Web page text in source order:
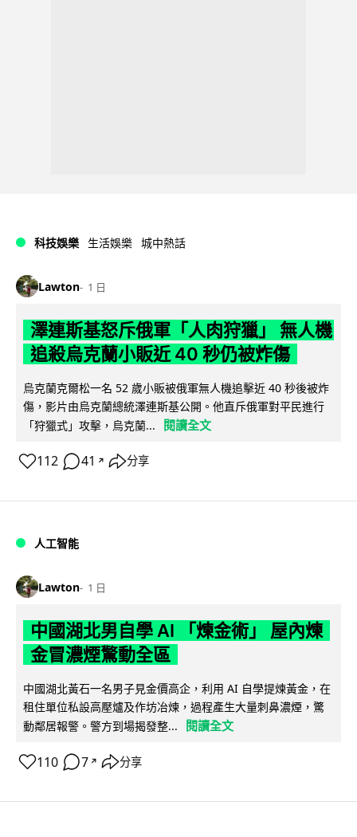
科技娛樂 生活娛樂 城中熱話
Lawton 1 日
澤連斯基怒斥俄軍「人肉狩獵」 無人機
追殺烏克蘭小販近 40 秒仍被炸傷
烏克蘭克爾松一名 52 歲小販被俄軍無人機追擊近 40 秒後被炸
傷，影片由烏克蘭總統澤連斯基公開。他直斥俄軍對平民進行
「狩獵式」攻擊，烏克蘭...
閱讀全文
112 41 ↗ 分享
人工智能
Lawton 1 日
中國湖北男自學 AI 「煉金術」 屋內煉
金冒濃煙驚動全區
中國湖北黃石一名男子見金價高企，利用 AI 自學提煉黃金，在
租住單位私設高壓爐及作坊冶煉，過程產生大量刺鼻濃煙，驚
動鄰居報警。警方到場揭發整...
閱讀全文
110 7 ↗ 分享